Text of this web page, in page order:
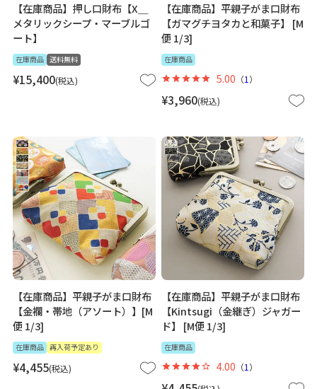
【在庫商品】押し口財布【X＿
メタリックシープ・マーブルゴ
ート】
在庫商品 送料無料
¥15,400 税込
【在庫商品】平親子がま口財布
【ガマグチヨタカと和菓子】 [M
便 1/3]
在庫商品
¥3,960 税込
5.00 （1）
【在庫商品】平親子がま口財布
【金襴・帯地（アソート）】[M
便 1/3]
在庫商品 再入荷予定あり
¥4,455 税込
【在庫商品】平親子がま口財布
【Kintsugi（金継ぎ）ジャガー
ド】 [M便 1/3]
在庫商品
4.00 （1 ）